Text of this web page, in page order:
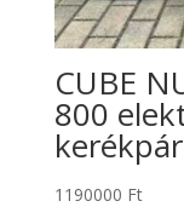
CUBE
800
kerékpár
1190000 Ft